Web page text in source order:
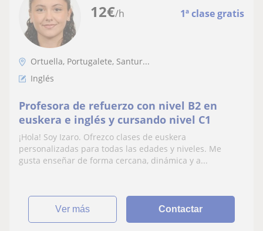
12€/h 1ª clase gratis
Ortuella, Portugalete, Santur...
Inglés
Profesora de refuerzo con nivel B2 en
euskera e inglés y cursando nivel C1
¡Hola! Soy Izaro. Ofrezco clases de euskera
personalizadas para todas las edades y niveles. Me
gusta enseñar de forma cercana, dinámica y a...
ver más Contactar